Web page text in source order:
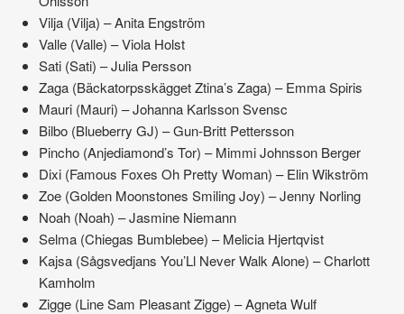
Vilja (Vilja) – Anita Engström
Valle (Valle) – Viola Holst
Sati (Sati) – Julia Persson
Zaga (Bäckatorpsskägget Ztina’s Zaga) – Emma Spiris
Mauri (Mauri) – Johanna Karlsson Svensc
Bilbo (Blueberry GJ) – Gun-Britt Pettersson
Pincho (Anjediamond’s Tor) – Mimmi Johnsson Berger
Dixi (Famous Foxes Oh Pretty Woman) – Elin Wikström
Zoe (Golden Moonstones Smiling Joy) – Jenny Norling
Noah (Noah) – Jasmine Niemann
Selma (Chiegas Bumblebee) – Melicia Hjertqvist
Kajsa (Sågsvedjans You’Ll Never Walk Alone) – Charlott
Kamholm
Zigge (Line Sam Pleasant Zigge) – Agneta Wulf